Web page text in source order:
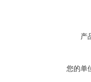
产
您的单